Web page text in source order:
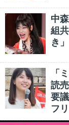
中
組
き」
「
読
要
フ